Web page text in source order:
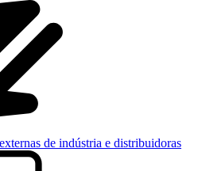
de indústria e distribuidoras